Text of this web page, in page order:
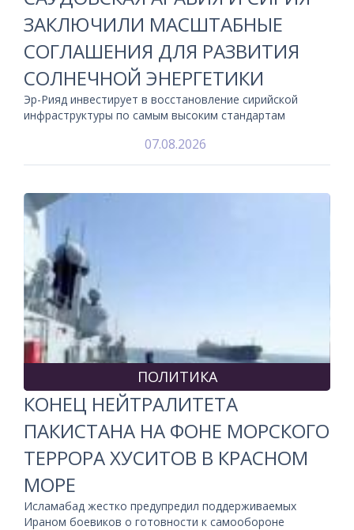
ЗАКЛЮЧИЛИ МАСШТАБНЫЕ
СОГЛАШЕНИЯ ДЛЯ РАЗВИТИЯ
СОЛНЕЧНОЙ ЭНЕРГЕТИКИ
Эр-Рияд инвестирует в восстановление сирийской
инфраструктуры по самым высоким стандартам
07.08.2026
ПОЛИТИКА
КОНЕЦ НЕЙТРАЛИТЕТА
ПАКИСТАНА НА ФОНЕ МОРСКОГО
ТЕРРОРА ХУСИТОВ В КРАСНОМ
МОРЕ
Исламабад жестко предупредил поддерживаемых
Ираном боевиков о готовности к самообороне